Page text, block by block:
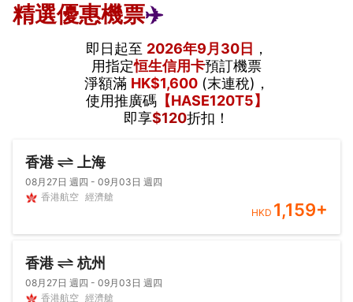
精選優惠機票✈️
即日起至 2026年9月30日 ，
用指定恒生信用卡預訂機票
淨額滿 HK$1,600(末連稅)，
使用推廣碼【HASE120T5】
即享$120折扣！
香港 上海
08月27日 週四 - 09月03日 週四
香港航空 經濟艙
HKD 1,159+
香港 杭州
08月27日 週四 - 09月03日 週四
香港航空 經濟艙